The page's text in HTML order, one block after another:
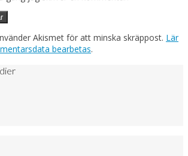
Akismet för att minska skräppost. Lär
bearbetas.